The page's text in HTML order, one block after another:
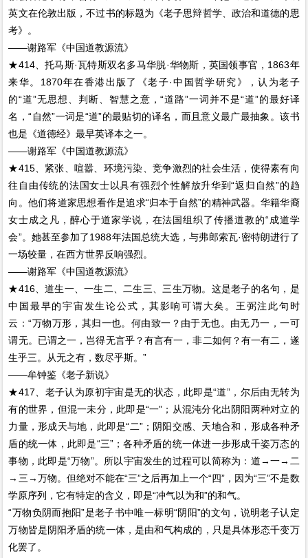
英文在伦敦出版，不过书的标题为《老子思辩哲学、政治和道德的思
考》。
——谢路军《中国道教源流》
★414、托马斯·瓦特斯双名多马华脱·华物斯，英国领事官，1863年
来华。1870年在香港出版了《老子·中国哲学研究》，认为老子
的“道”无思想、判断、智慧之意，“道路”一词并不是“道”的最好译
名，“自然”一词是“道”的最贴切的译名，而且意义最广最抽象。该书
也是《道德经》最早英译本之一。
——谢路军《中国道教源流》
★415、紧张、喧嚣、环境污染、竞争激烈的社会生活，使得素有向
往自由传统的法国女士以具有强烈个性解放升华到“返归自然”的趋
向。他们将道家思想看作是追求“归本于自然”的精神武器。华籍华裔
女士成之凡，醉心于道家学说，在法国组织了传播道教的“成道学
会”。她甚至参加了1988年法国总统大选，与弗郎索瓦·密特朗进行了
一场较量，在西方世界反响强烈。
——谢路军《中国道教源流》
★416、道生一、一生二、二生三、三生万物。这是老子的名句，是
中国最早的宇宙发生论公式，其影响可谓大矣。王弼注此句时
云：“万物万形，其归一也。何由致一？由于无也。由无乃一，一可
谓无。已谓之一，岂得无言乎？有言有一，非二如何？有一有二，遂
生乎三。从无之有，数尽乎斯。”
——牟钟鉴《老子新说》
★417、老子认为原初宇宙是无的状态，此即是“道”，尔后由无转为
有的世界，但混一未分，此即是“一”；从混沌分化出阴阳两种对立的
力量，形成天与地，此即是“二”；阴阳交感、天地合和，形成各种矛
盾的统一体，此即是“三”；各种矛盾的统一体进一步形成千姿万态的
事物，此即是“万物”。所以宇宙发生的过程可以简称为：道→一→二
→三→万物。但绝对不能在“三”之后再加上一个“四”，因为“三”不是数
学原序列，它有特定的含义，即是“冲气以为和”的和气。
“万物负阴而抱阳”是老子书中唯一标明“阴阳”的文句，说明老子认定
万物皆是阴阳矛盾的统一体，是由和气构成的，只是具体形态千变万
化罢了。